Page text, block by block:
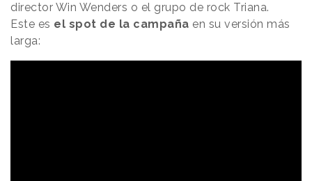
director Win Wenders o el grupo de rock Triana.
Este es el spot de la campaña en su versión más
larga: